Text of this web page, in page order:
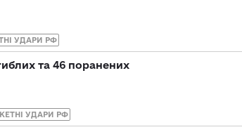
УДАРИ РФ
та 46 поранених
УДАРИ РФ